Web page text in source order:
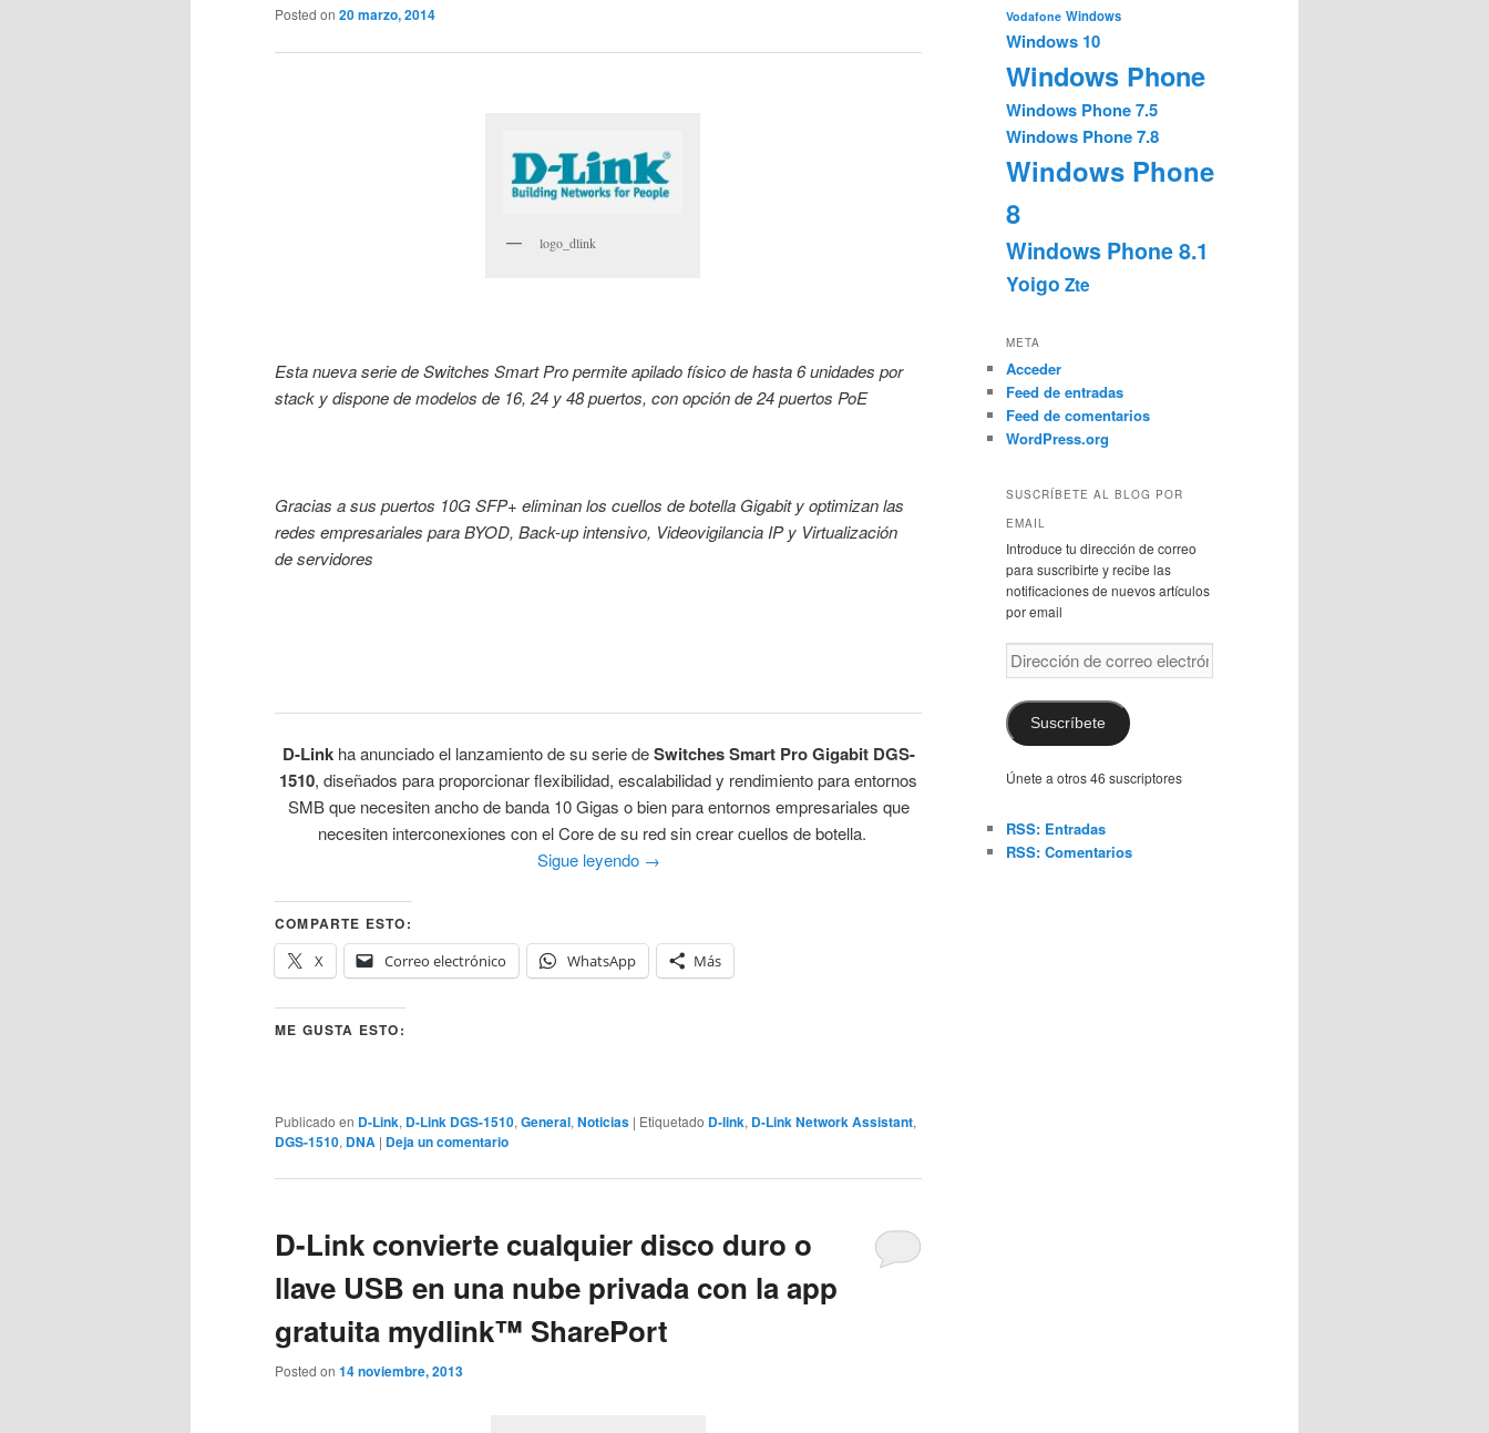
Posted on 20 marzo, 2014
logo_dlink
Esta nueva serie de Switches Smart Pro permite apilado físico de hasta 6 unidades por
stack y dispone de modelos de 16, 24 y 48 puertos, con opción de 24 puertos PoE
Gracias a sus puertos 10G SFP+ eliminan los cuellos de botella Gigabit y optimizan las
redes empresariales para BYOD, Back-up intensivo, Videovigilancia IP y Virtualización
de servidores
D-Linkha anunciado el lanzamiento de su serie deSwitches Smart Pro Gigabit DGS-
1510, diseñados para proporcionar flexibilidad, escalabilidad y rendimiento para entornos
SMB que necesiten ancho de banda 10 Gigas o bien para entornos empresariales que
necesiten interconexiones con el Core de su red sin crear cuellos de botella.
Sigue leyendo →
COMPARTE ESTO:
X
Correo electrónico WhatsApp Más
ME GUSTA ESTO:
Publicado en D-Link, D-Link DGS-1510, General, Noticias | Etiquetado D-link, D-Link Network Assistant,
DGS-1510, DNA | Deja un comentario
D-Link convierte cualquier disco duro o
llave USB en una nube privada con la app
gratuita mydlink™ SharePort
Posted on 14 noviembre, 2013
Vodafone Windows
Windows 10
Windows Phone
Windows Phone 7.5
Windows Phone 7.8
Windows Phone
8
Windows Phone 8.1
Yoigo Zte
META
Acceder
Feed de entradas
Feed de comentarios
WordPress.org
SUSCRÍBETE AL BLOG POR
EMAIL
Introduce tu dirección de correo
para suscribirte y recibe las
notificaciones de nuevos artículos
por email
Dirección
de
electrónico
Suscríbete
Únete a otros 46 suscriptores
RSS: Entradas
RSS: Comentarios